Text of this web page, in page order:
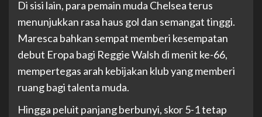
Di sisi lain, para pemain muda Chelsea terus
menunjukkan rasa haus gol dan semangat tinggi.
Maresca bahkan sempat memberi kesempatan
debut Eropa bagi Reggie Walsh di menit ke-66,
mempertegas arah kebijakan klub yang memberi
ruang bagi talenta muda.
Hingga peluit panjang berbunyi, skor 5-1 tetap